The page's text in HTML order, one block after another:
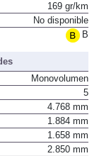
169 gr/km
No disponible
B
Monovolumen
5
4.768 mm
1.884 mm
1.658 mm
2.850 mm